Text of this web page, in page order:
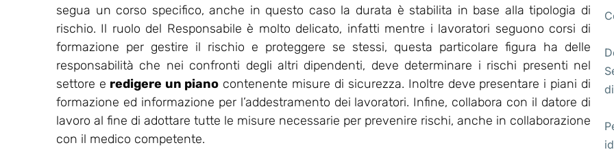
segua un corso specifico, anche in questo caso la durata è stabilita in base alla tipologia di
rischio. Il ruolo del Responsabile è molto delicato, infatti mentre i lavoratori seguono corsi di
formazione per gestire il rischio e proteggere se stessi, questa particolare figura ha delle
responsabilità che nei confronti degli altri dipendenti, deve determinare i rischi presenti nel
settore e redigere un piano contenente misure di sicurezza. Inoltre deve presentare i piani di
formazione ed informazione per l’addestramento dei lavoratori. Infine, collabora con il datore di
lavoro al fine di adottare tutte le misure necessarie per prevenire rischi, anche in collaborazione
con il medico competente.